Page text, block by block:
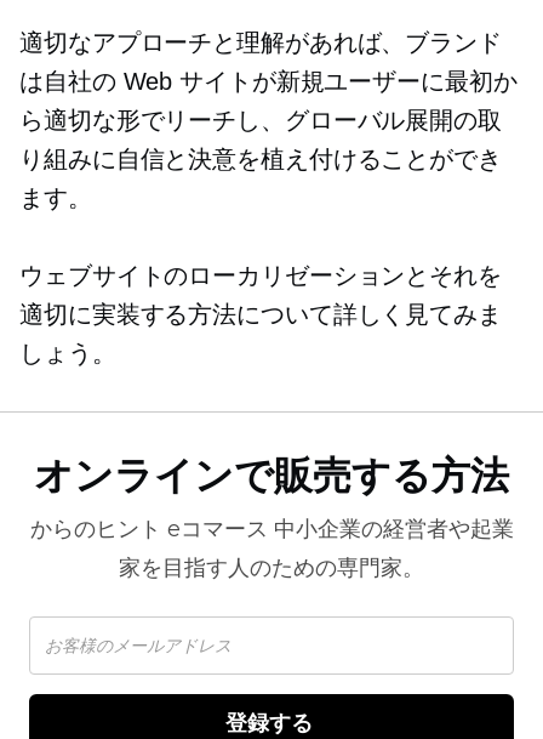
適切なアプローチと理解があれば、ブランド
は自社の Web サイトが新規ユーザーに最初か
ら適切な形でリーチし、グローバル展開の取
り組みに自信と決意を植え付けることができ
ます。
ウェブサイトのローカリゼーションとそれを
適切に実装する方法について詳しく見てみま
しょう。
オンラインで販売する方法
からのヒント eコマース 中小企業の経営者や起業
家を目指す人のための専門家。